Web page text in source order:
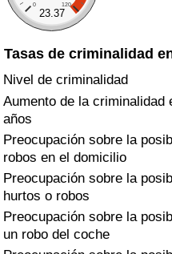
0 120
23.37
Tasas de criminalidad
Nivel de criminalidad
Aumento de la criminalidad
años
Preocupación sobre la
robos en el domicilio
Preocupación sobre la
hurtos o robos
Preocupación sobre la
un robo del coche
en aqaba
Delincuencia
Calificación del Índice de
(Actual)
Índice de Criminalidad
Índice de criminalidad por
Sanidad
Índice de Sanidad (Actual)